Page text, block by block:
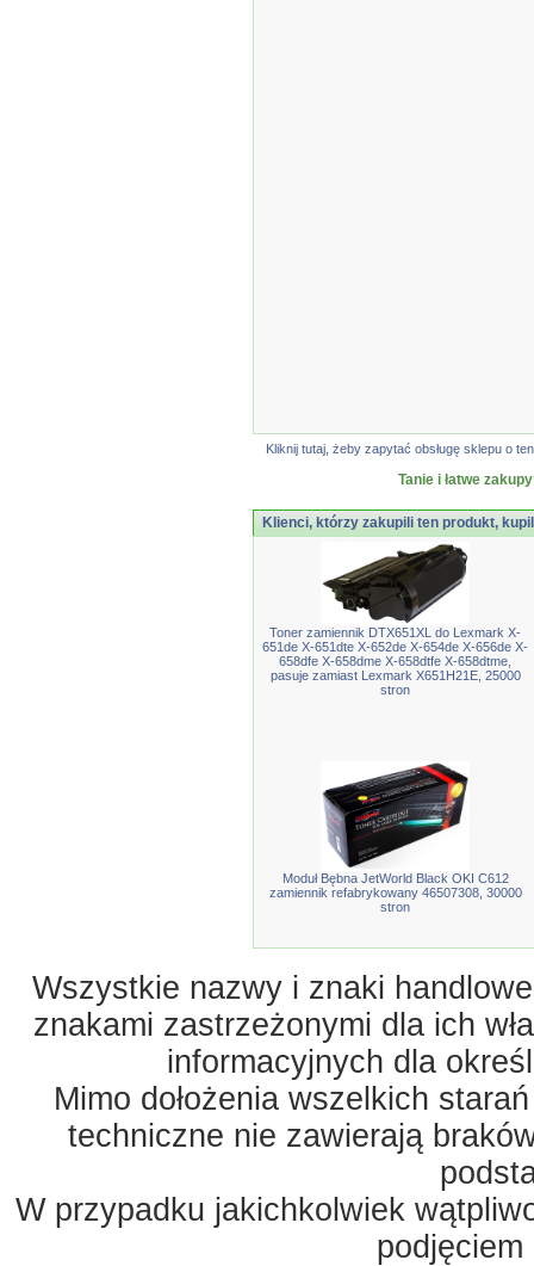
Kliknij tutaj, żeby zapytać obsługę sklepu o
Tanie i łatwe
Klienci, którzy zakupili ten produkt,
Toner zamiennik DTX651XL do Lexmark X-
651de X-651dte X-652de X-654de X-656de X-
658dfe X-658dme X-658dtfe X-658dtme,
pasuje zamiast Lexmark X651H21E, 25000
stron
Moduł Bębna JetWorld Black OKI C612
zamiennik refabrykowany 46507308, 30000
stron
Wszystkie nazwy i znaki
znakami zastrzeżonymi dla ich
informacyjnych dla
Mimo dołożenia wszelkich
techniczne nie zawierają
W przypadku jakichkolwiek